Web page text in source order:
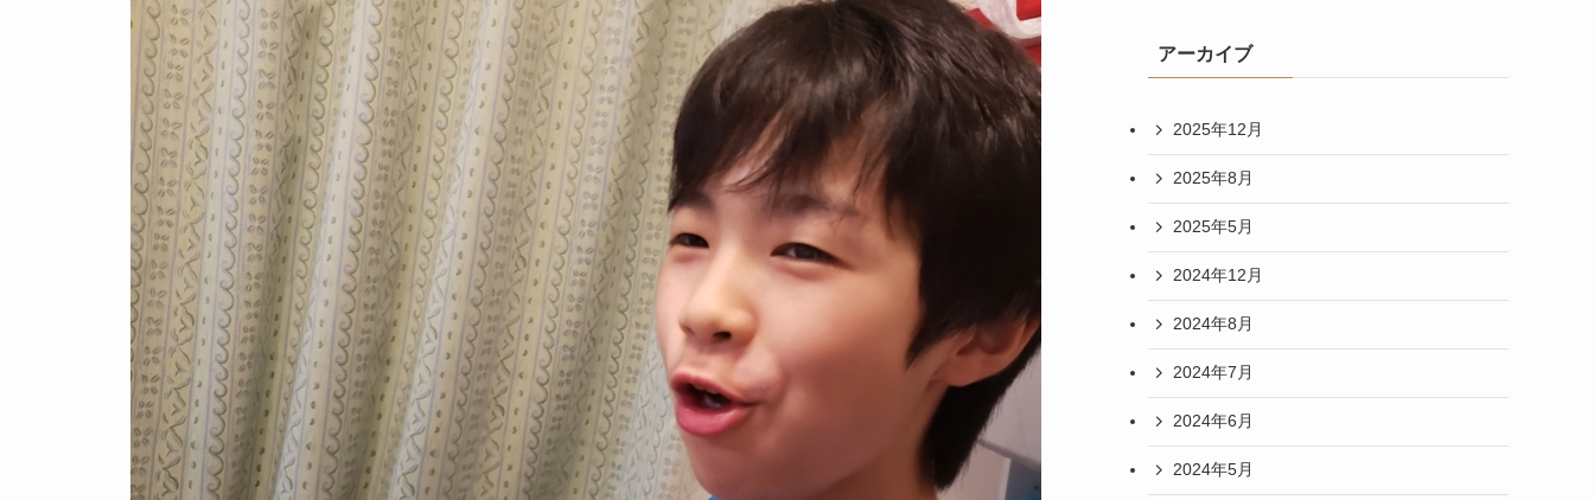
アーカイブ
2025年12月
2025年8月
2025年5月
2024年12月
2024年8月
2024年7月
2024年6月
2024年5月